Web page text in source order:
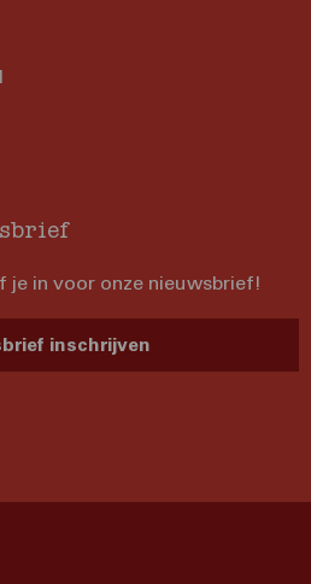
je in voor onze nieuwsbrief!
inschrijven